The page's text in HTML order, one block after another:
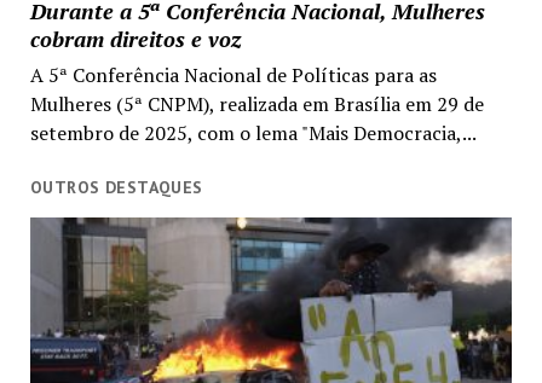
Durante a 5ª Conferência Nacional, Mulheres
cobram direitos e voz
A 5ª Conferência Nacional de Políticas para as
Mulheres (5ª CNPM), realizada em Brasília em 29 de
setembro de 2025, com o lema "Mais Democracia,...
OUTROS DESTAQUES